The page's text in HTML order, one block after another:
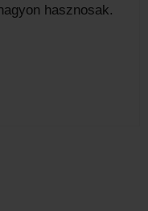
hasznosak.